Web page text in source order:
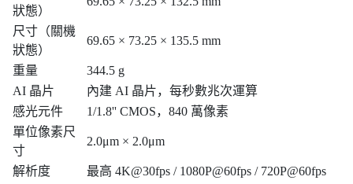
狀態）
尺寸（關機
狀態）
69.65 × 73.25 × 135.5 mm
重量
344.5 g
AI 晶片
內建 AI 晶片，每秒數兆次運算
感光元件
1/1.8'' CMOS，840 萬像素
單位像素尺
寸
2.0μm × 2.0μm
解析度
最高 4K@30fps / 1080P@60fps / 720P@60fps